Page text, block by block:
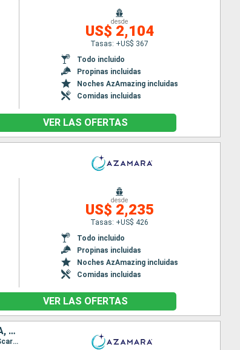
desde
US$ 2,104
Tasas: +US$ 367
Todo incluido
Propinas incluidas
Noches AzAmazing incluidas
Comidas incluidas
VER LAS OFERTAS
desde
US$ 2,235
Tasas: +US$ 426
Todo incluido
Propinas incluidas
Noches AzAmazing incluidas
Comidas incluidas
VER LAS OFERTAS
PUERTO RICO, ANTIGUA Y BARBUDA, SAN VINCENT Y LAS GRANADINAS, GRENADA, TRINIDAD Y TOBAGO, BARBADOS, SANTA LUCIA, DOMINICA, SAN MARTÍN
Itinerario : San Juan, Virgin Gorda, Antigua, Saint-Pierre (Martinique), Port Elisabeth st vincent, Grenada, Scarborough, Bridgetown, Castries, Roseau, Basseterre (St Kitts), Charlestown, Philipsburg, Road Town, San Juan